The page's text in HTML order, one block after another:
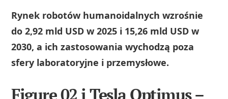
Rynek robotów humanoidalnych wzrośnie
do 2,92 mld USD w 2025 i 15,26 mld USD w
2030, a ich zastosowania wychodzą poza
sfery laboratoryjne i przemysłowe.
Figure 02 i Tesla Optimus –